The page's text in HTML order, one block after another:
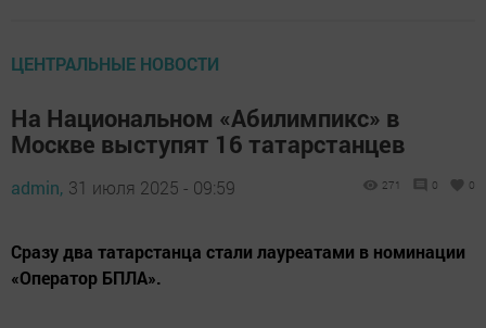
ЦЕНТРАЛЬНЫЕ НОВОСТИ
На Национальном «Абилимпикс» в
Москве выступят 16 татарстанцев
admin, 31 июля 2025 - 09:59 271 0 0
Сразу два татарстанца стали лауреатами в номинации
«Оператор БПЛА».